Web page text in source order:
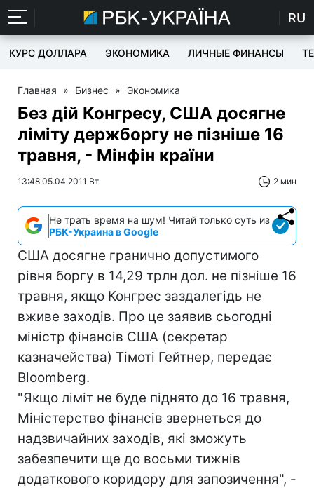
RU
КУРС ДОЛЛАРА ЭКОНОМИКА ЛИЧНЫЕ ФИНАНСЫ
Главная » Бизнес » Экономика
Без дій Конгресу, США досягне
ліміту держборгу не пізніше 16
травня, - Мінфін країни
13:48 05.04.2011 Вт 2 мин
Не трать время на шум! Читай только суть из
РБК-Украина в Google
США досягне гранично допустимого
рівня боргу в 14,29 трлн дол. не пізніше 16
травня, якщо Конгрес заздалегідь не
вживе заходів. Про це заявив сьогодні
міністр фінансів США (секретар
казначейства) Тімоті Гейтнер, передає
Bloomberg.
"Якщо ліміт не буде піднято до 16 травня,
Міністерство фінансів звернеться до
надзвичайних заходів, які зможуть
забезпечити ще до восьми тижнів
додаткового коридору для запозичення", -